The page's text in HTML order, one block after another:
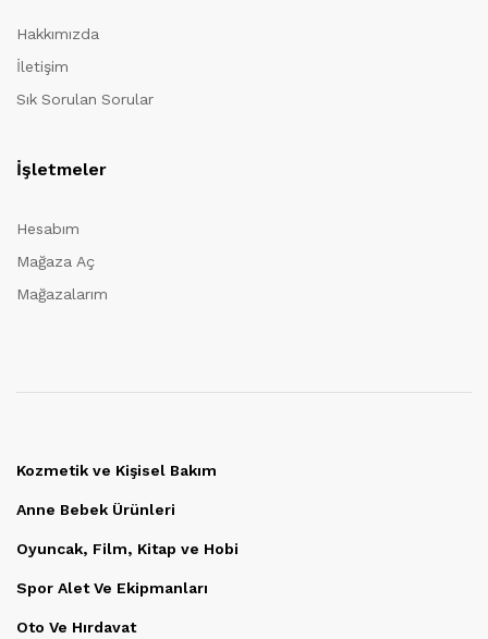
Hakkımızda
İletişim
Sık Sorulan Sorular
İşletmeler
Hesabım
Mağaza Aç
Mağazalarım
Kozmetik ve Kişisel Bakım
Anne Bebek Ürünleri
Oyuncak, Film, Kitap ve Hobi
Spor Alet Ve Ekipmanları
Oto Ve Hırdavat